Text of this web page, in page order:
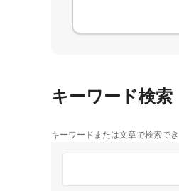
キーワード検索
キーワードまたは文章で検索で